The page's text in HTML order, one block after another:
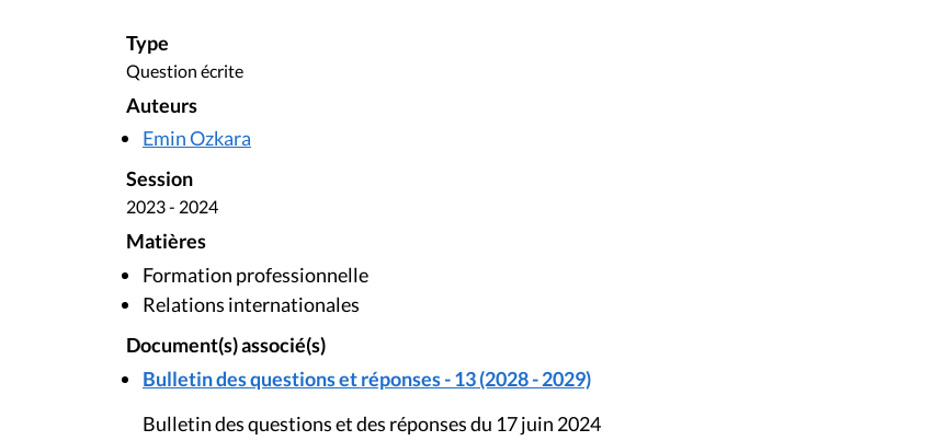
Type
Question écrite
Auteurs
Emin Ozkara
Session
2023 - 2024
Matières
Formation professionnelle
Relations internationales
Document(s) associé(s)
Bulletin des questions et réponses - 13 (2028 - 2029)
Bulletin des questions et des réponses du 17 juin 2024